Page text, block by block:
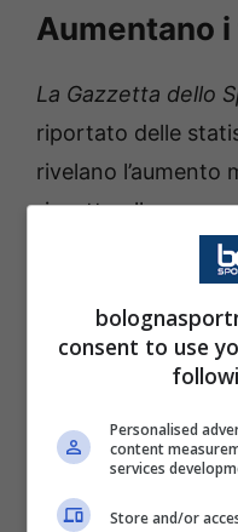
Aumentano
La Gazzetta dello
riportato delle
rivelano l’aumento
rispetto alla scorsa
Nonostante anche
pubblico,
milioni di
colpisce
presenti dal vivo.
Sebbene sia
consent to use
Personalised
content
services
Store and/or